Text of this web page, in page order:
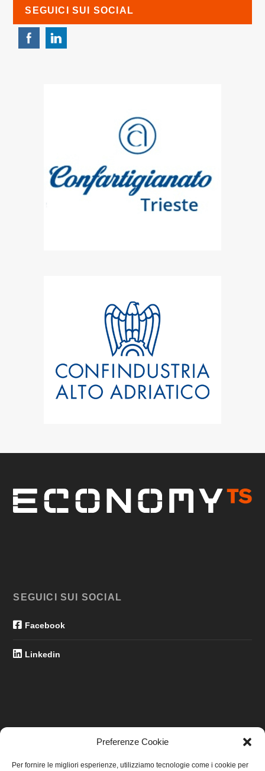
Preferenze Cookie
Per fornire le migliori esperienze, utilizziamo tecnologie come i cookie per
SEGUICI SUI SOCIAL
SEGUICI SUI SOCIAL
Facebook
Linkedin